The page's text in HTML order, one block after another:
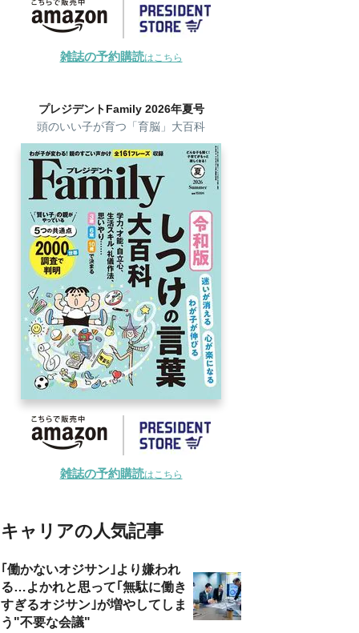
雑誌の予約購読はこちら
プレジデントFamily 2026年夏号
頭のいい子が育つ「育脳」大百科
雑誌の予約購読はこちら
キャリアの人気記事
｢働かないオジサン｣より嫌われ
る…よかれと思って｢無駄に働き
すぎるオジサン｣が増やしてしま
う"不要な会議"